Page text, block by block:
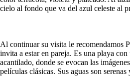
cielo al fondo que va del azul celeste al
Al continuar su visita le recomendamos
invita a estar en pareja. Es una playa con
acantilado, donde se evocan las
películas clásicas. Sus aguas son